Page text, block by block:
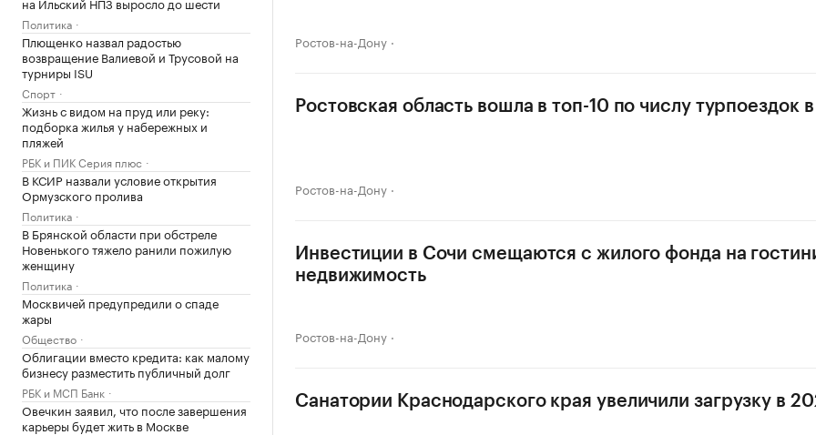
Политика
Плющенко назвал радостью
возвращение Валиевой и Трусовой на
турниры ISU
Спорт
Жизнь с видом на пруд или реку:
подборка жилья у набережных и
пляжей
РБК и ПИК Серия плюс
В КСИР назвали условие открытия
Ормузского пролива
Политика
В Брянской области при обстреле
Новенького тяжело ранили пожилую
женщину
Политика
Москвичей предупредили о спаде
жары
Общество
Облигации вместо кредита: как малому
бизнесу разместить публичный долг
РБК и МСП Банк
Овечкин заявил, что после завершения
карьеры будет жить в Москве
Ростов-на-Дону
Ростовская область вошла в топ-10 по числу турпоездок
Ростов-на-Дону
Инвестиции в Сочи смещаются с жилого фонда на
недвижимость
Ростов-на-Дону
Санатории Краснодарского края увеличили загрузку в